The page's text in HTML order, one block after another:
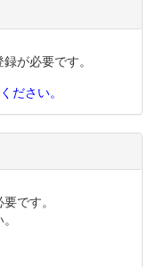
が必要です。
ださい。
です。